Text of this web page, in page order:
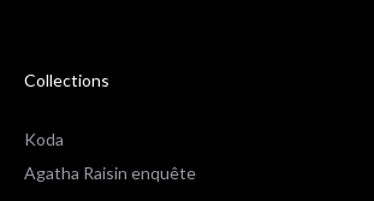
Collections
Koda
Agatha Raisin enquête